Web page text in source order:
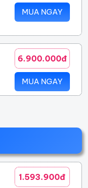
MUA NGAY
6.900.000đ
MUA NGAY
1.593.900đ